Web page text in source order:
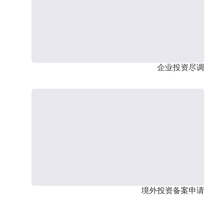
企业投资尽调
境外投资备案申请